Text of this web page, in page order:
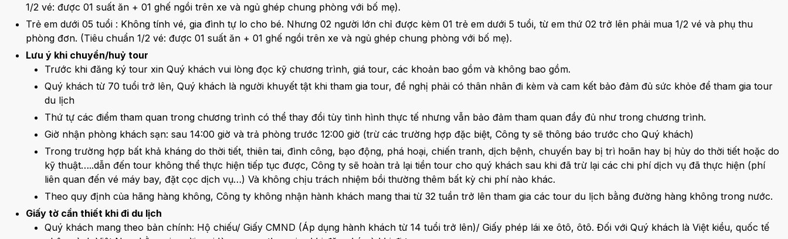
1/2 vé: được 01 suất ăn + 01 ghế ngồi trên xe và ngủ ghép chung phòng với bố mẹ).
Trẻ em dưới 05 tuổi : Không tính vé, gia đình tự lo cho bé. Nhưng 02 người lớn chỉ được kèm 01 trẻ em dưới 5 tuổi, từ em thứ 02 trở lên phải mua 1/2 vé và phụ thu
phòng đơn. (Tiêu chuẩn 1/2 vé: được 01 suất ăn + 01 ghế ngồi trên xe và ngủ ghép chung phòng với bố mẹ).
Lưu ý khi chuyển/huỷ tour
Trước khi đăng ký tour xin Quý khách vui lòng đọc kỹ chương trình, giá tour, các khoản bao gồm và không bao gồm.
Quý khách từ 70 tuổi trở lên, Quý khách là người khuyết tật khi tham gia tour, đề nghị phải có thân nhân đi kèm và cam kết bảo đảm đủ sức khỏe để tham gia tour
du lịch
Thứ tự các điểm tham quan trong chương trình có thể thay đổi tùy tình hình thực tế nhưng vẫn bảo đảm tham quan đầy đủ như trong chương trình.
Giờ nhận phòng khách sạn: sau 14:00 giờ và trả phòng trước 12:00 giờ (trừ các trường hợp đặc biệt, Công ty sẽ thông báo trước cho Quý khách)
Trong trường hợp bất khả kháng do thời tiết, thiên tai, đình công, bạo động, phá hoại, chiến tranh, dịch bệnh, chuyến bay bị trì hoãn hay bị hủy do thời tiết hoặc do
kỹ thuật…..dẫn đến tour không thể thực hiện tiếp tục được, Công ty sẽ hoàn trả lại tiền tour cho quý khách sau khi đã trừ lại các chi phí dịch vụ đã thực hiện (phí
liên quan đến vé máy bay, đặt cọc dịch vụ…) Và không chịu trách nhiệm bồi thường thêm bất kỳ chi phí nào khác.
Theo quy định của hãng hàng không, Công ty không nhận hành khách mang thai từ 32 tuần trở lên tham gia các tour du lịch bằng đường hàng không trong nước.
Giấy tờ cần thiết khi đi du lịch
Quý khách mang theo bản chính: Hộ chiếu/ Giấy CMND (Áp dụng hành khách từ 14 tuổi trở lên)/ Giấy phép lái xe ôtô, ôtô. Đối với Quý khách là Việt kiều, quốc tế